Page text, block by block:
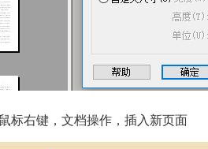
标右键，文档操作，插入新页面